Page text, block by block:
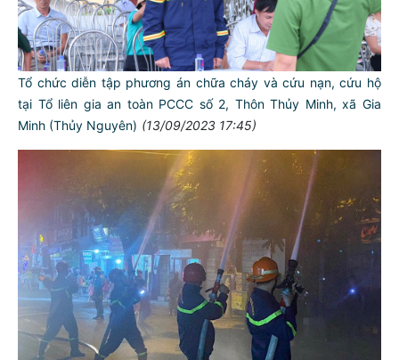
Tổ chức diễn tập phương án chữa cháy và cứu nạn, cứu hộ
tại Tổ liên gia an toàn PCCC số 2, Thôn Thủy Minh, xã Gia
Minh (Thủy Nguyên) (13/09/2023 17:45)
TƯ CÁCH
NGƯỜI CÔNG AN CÁCH MỆNH LÀ:
Đối với tự mình, phải
CẦN, KIỆM, LIÊM, CHÍNH